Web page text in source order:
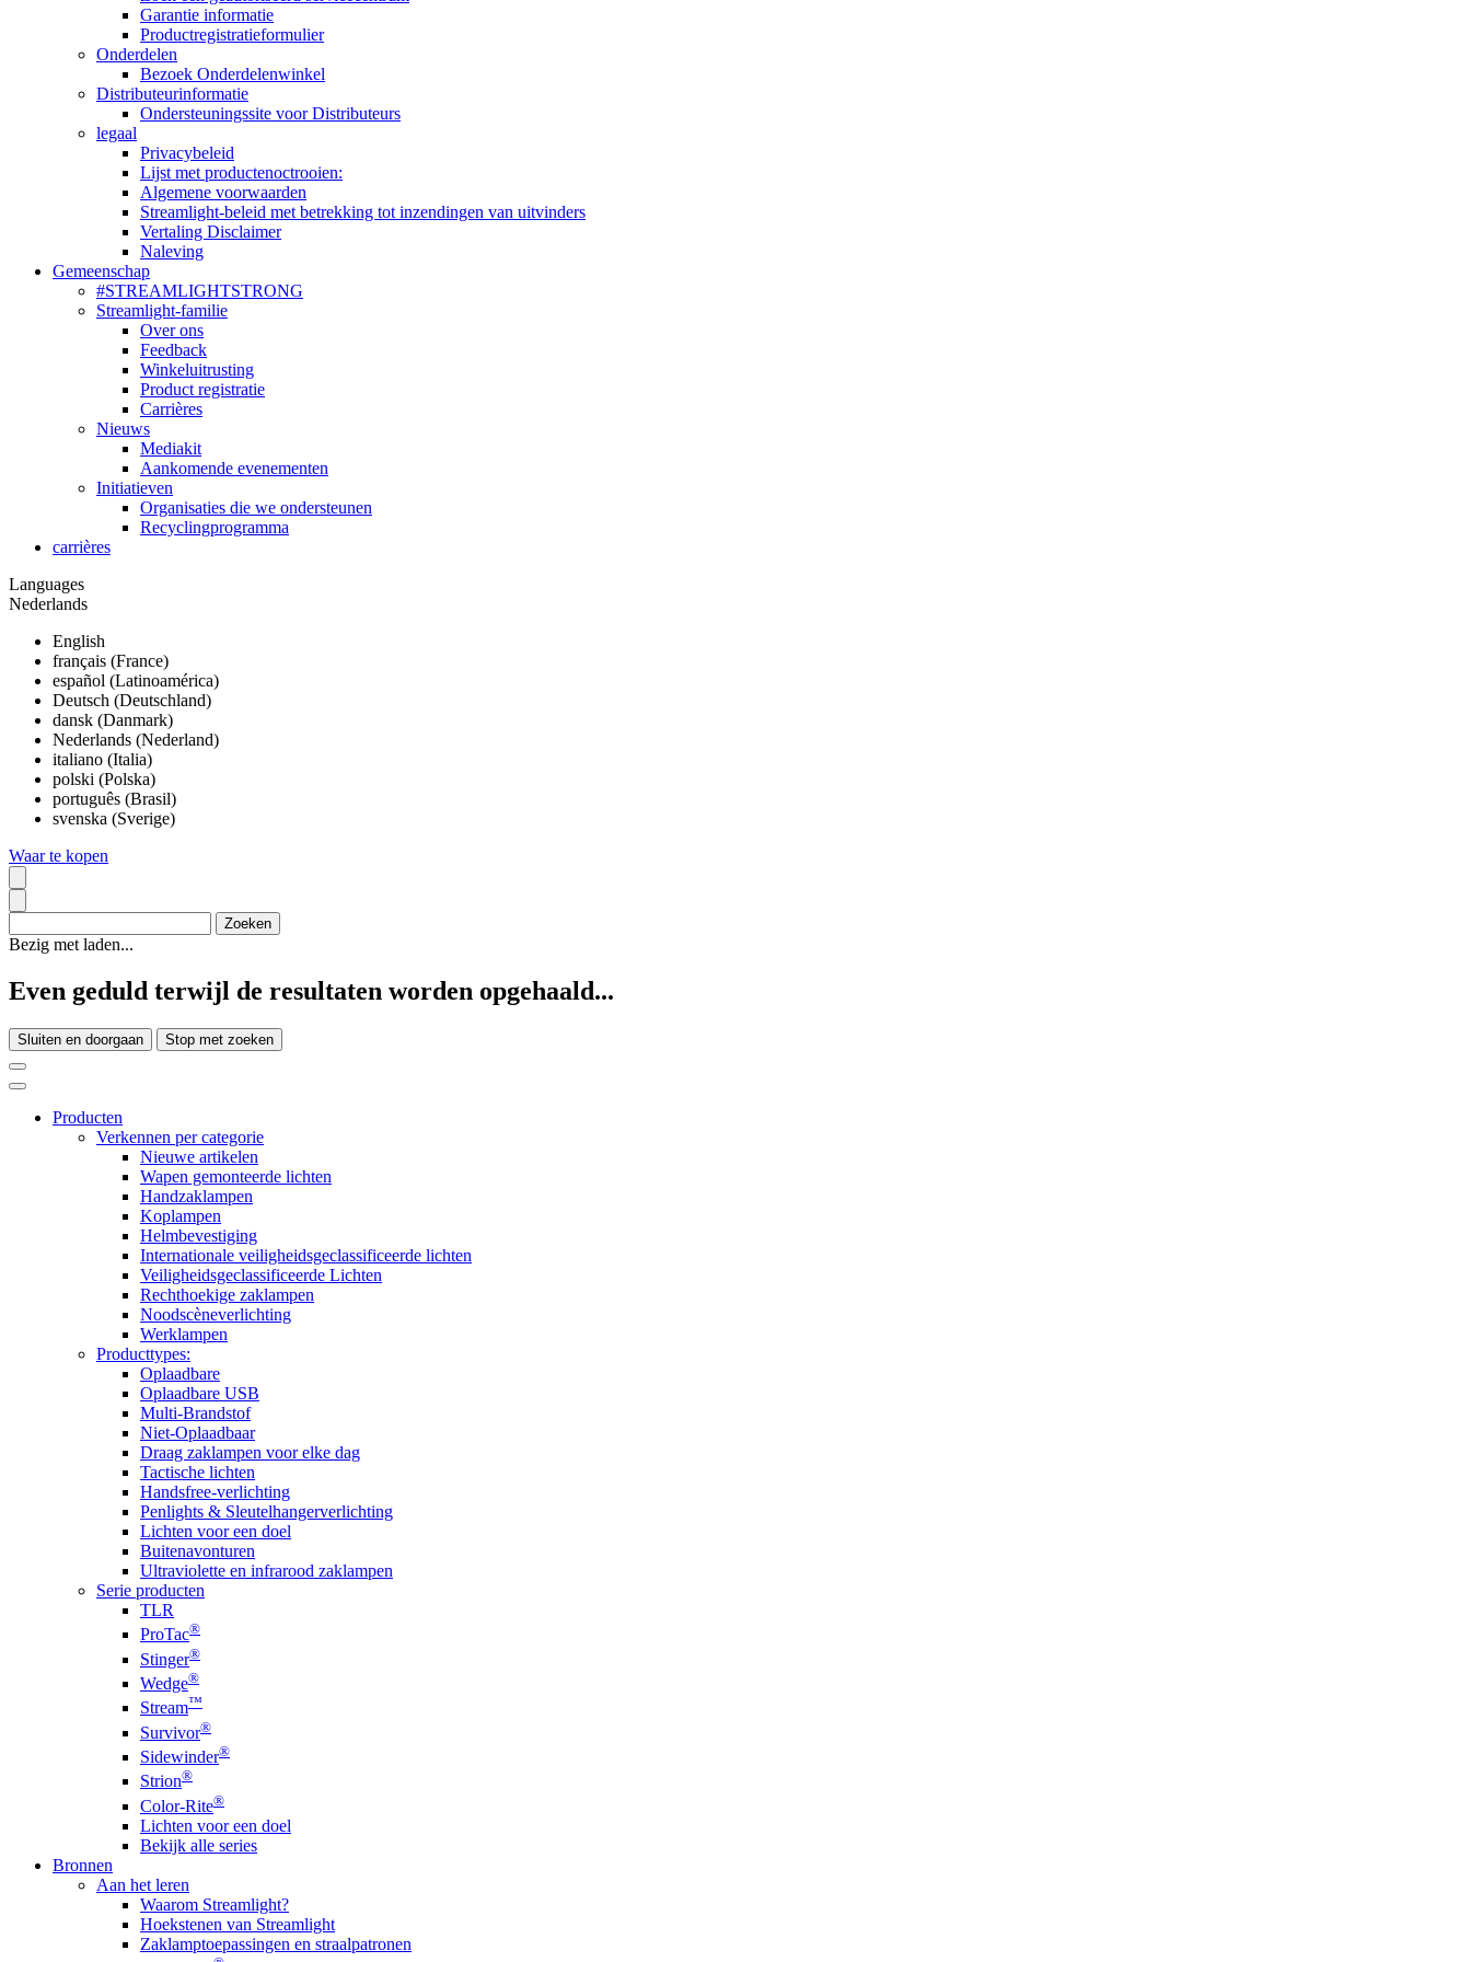
Garantie informatie
Productregistratieformulier
Onderdelen
Bezoek Onderdelenwinkel
Distributeurinformatie
Ondersteuningssite voor Distributeurs
legaal
Privacybeleid
Lijst met productenoctrooien:
Algemene voorwaarden
Streamlight-beleid met betrekking tot inzendingen van uitvinders
Vertaling Disclaimer
Naleving
Gemeenschap
#STREAMLIGHTSTRONG
Streamlight-familie
Over ons
Feedback
Winkeluitrusting
Product registratie
Carrières
Nieuws
Mediakit
Aankomende evenementen
Initiatieven
Organisaties die we ondersteunen
Recyclingprogramma
carrières
Languages
Nederlands
English
français (France)
español (Latinoamérica)
Deutsch (Deutschland)
dansk (Danmark)
Nederlands (Nederland)
italiano (Italia)
polski (Polska)
português (Brasil)
svenska (Sverige)
Waar te kopen
Bezig met laden...
Even geduld terwijl de resultaten worden opgehaald...
Sluiten en doorgaan Stop met zoeken
Producten
Verkennen per categorie
Nieuwe artikelen
Wapen gemonteerde lichten
Handzaklampen
Koplampen
Helmbevestiging
Internationale veiligheidsgeclassificeerde lichten
Veiligheidsgeclassificeerde Lichten
Rechthoekige zaklampen
Noodscèneverlichting
Werklampen
Producttypes:
Oplaadbare
Oplaadbare USB
Multi-Brandstof
Niet-Oplaadbaar
Draag zaklampen voor elke dag
Tactische lichten
Handsfree-verlichting
Penlights & Sleutelhangerverlichting
Lichten voor een doel
Buitenavonturen
Ultraviolette en infrarood zaklampen
Serie producten
TLR
ProTac®
Stinger®
Wedge®
Stream™
Survivor®
Sidewinder®
Strion®
Color-Rite®
Lichten voor een doel
Bekijk alle series
Bronnen
Aan het leren
Waarom Streamlight?
Hoekstenen van Streamlight
Zaklamptoepassingen en straalpatronen